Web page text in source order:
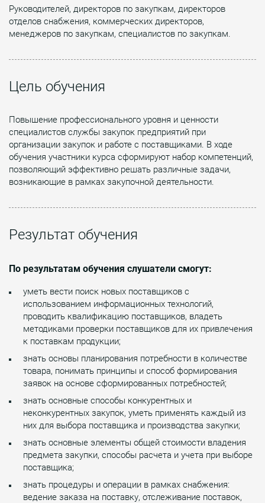
Руководителей, директоров по закупкам, директоров
отделов снабжения, коммерческих директоров,
менеджеров по закупкам, специалистов по закупкам.
Цель обучения
Повышение профессионального уровня и ценности
специалистов службы закупок предприятий при
организации закупок и работе с поставщиками. В ходе
обучения участники курса сформируют набор компетенций,
позволяющий эффективно решать различные задачи,
возникающие в рамках закупочной деятельности.
Результат обучения
По результатам обучения слушатели смогут:
уметь вести поиск новых поставщиков с
использованием информационных технологий,
проводить квалификацию поставщиков, владеть
методиками проверки поставщиков для их привлечения
к поставкам продукции;
знать основы планирования потребности в количестве
товара, понимать принципы и способ формирования
заявок на основе сформированных потребностей;
знать основные способы конкурентных и
неконкурентных закупок, уметь применять каждый из
них для выбора поставщика и производства закупки;
знать основные элементы общей стоимости владения
предмета закупки, способы расчета и учета при выборе
поставщика;
знать процедуры и операции в рамках снабжения:
ведение заказа на поставку, отслеживание поставок,